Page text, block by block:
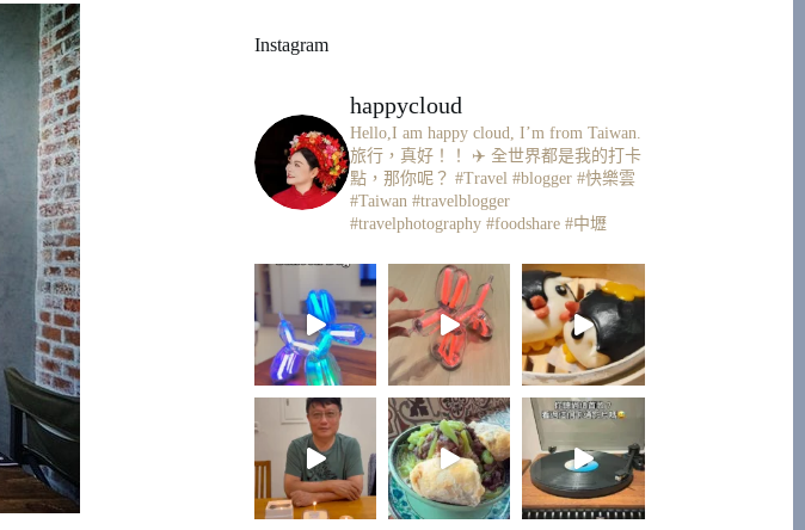
Instagram
happycloud
Hello,I am happy cloud, I’m from Taiwan.
旅行，真好！！ ✈️ 全世界都是我的打卡
點，那你呢？ #Travel #blogger #快樂雲
#Taiwan #travelblogger
#travelphotography #foodshare #中壢